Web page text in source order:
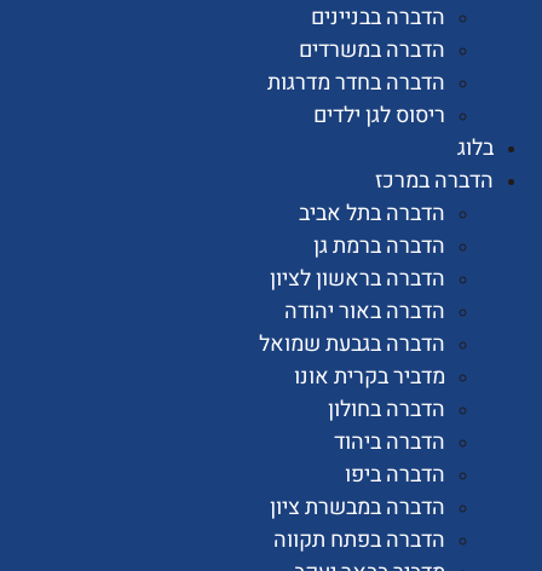
הדברה בבניינים
הדברה במשרדים
הדברה בחדר מדרגות
ריסוס לגן ילדים
במרכז
הדברה בתל אביב
הדברה ברמת גן
הדברה בראשון לציון
הדברה באור יהודה
הדברה בגבעת שמואל
מדביר בקרית אונו
הדברה בחולון
הדברה ביהוד
הדברה ביפו
הדברה במבשרת ציון
הדברה בפתח תקווה